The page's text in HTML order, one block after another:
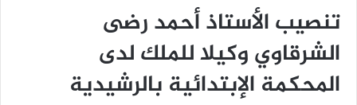
تنصيب الأستاذ أحمد رضى
الشرقاوي وكيلا للملك لدى
المحكمة الإبتدائية بالرشيدية